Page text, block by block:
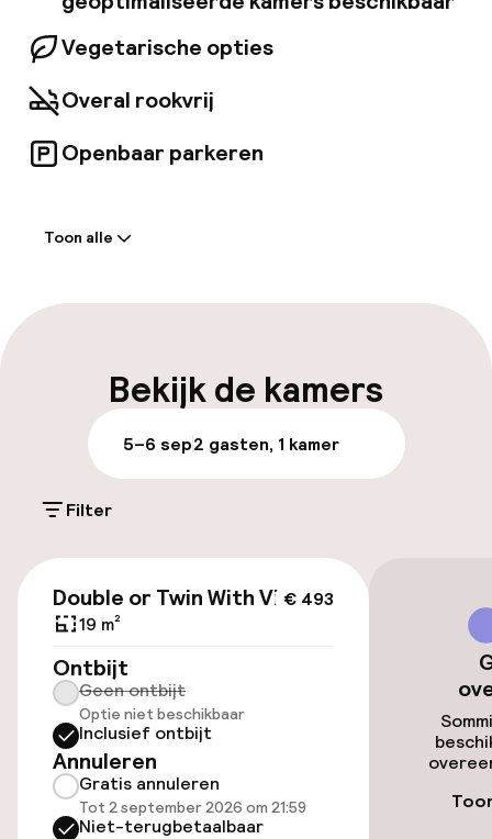
Vegetarische opties
Overal rookvrij
Openbaar parkeren
Vroeg inchecken mogelijk
Bagageruimte
Parkeren & mobiliteit
Toegankelijkheid
Overal rolstoeltoegankelijk
Lift
Voor toegankelijkheid
geoptimaliseerde kamers beschikbaar
Toon alle
Bekijk de kamers
5–6 sep2 gasten, 1 kamer
Filter
€ 493
Double or Twin With Views
19 m²
Ontbijt
Geen ontbijt
Optie niet beschikbaar
Inclusief ontbijt
Annuleren
Gratis annuleren
Tot 2 september 2026 om 21:59
Niet-terugbetaalbaar